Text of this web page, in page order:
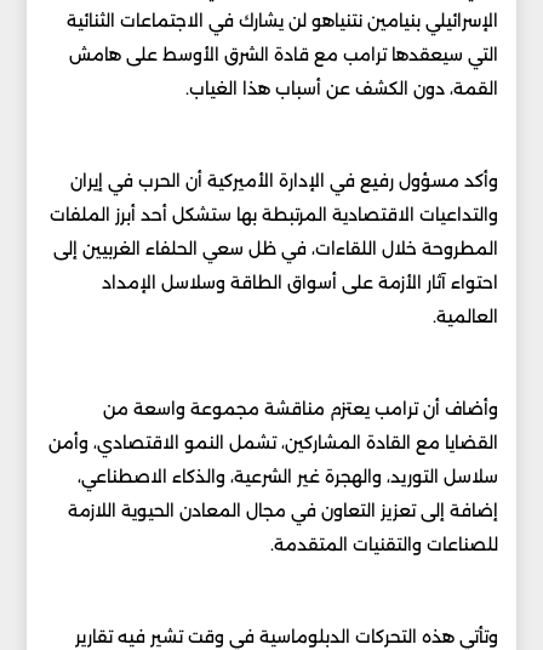
الإسرائيلي بنيامين نتنياهو لن يشارك في الاجتماعات الثنائية
التي سيعقدها ترامب مع قادة الشرق الأوسط على هامش
القمة، دون الكشف عن أسباب هذا الغياب.
وأكد مسؤول رفيع في الإدارة الأميركية أن الحرب في إيران
والتداعيات الاقتصادية المرتبطة بها ستشكل أحد أبرز الملفات
المطروحة خلال اللقاءات، في ظل سعي الحلفاء الغربيين إلى
احتواء آثار الأزمة على أسواق الطاقة وسلاسل الإمداد
العالمية.
وأضاف أن ترامب يعتزم مناقشة مجموعة واسعة من
القضايا مع القادة المشاركين، تشمل النمو الاقتصادي، وأمن
سلاسل التوريد، والهجرة غير الشرعية، والذكاء الاصطناعي،
إضافة إلى تعزيز التعاون في مجال المعادن الحيوية اللازمة
للصناعات والتقنيات المتقدمة.
وتأتي هذه التحركات الدبلوماسية في وقت تشير فيه تقارير